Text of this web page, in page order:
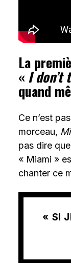
La
« I don’t
quand
Ce n’est
morceau,
pas dire
« Miami »
chanter ce
« SI